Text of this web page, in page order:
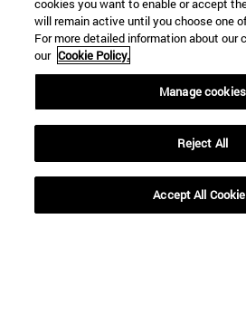
Hasta
BUSCAR
cookies you want to enable or accept
will remain active until you choose one
For more detailed information about our
our Cookie Policy.
Manage cookies
Reject All
Accept All